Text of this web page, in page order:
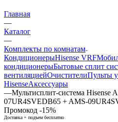
Главная
—
Каталог
—
Комплекты по комнатам
КондиционерыHisense VRF
кондиционерыБытовые сплит
вентиляциейОчистителиПульты
HisenseАксессуары
—Мультисплит-система Hisense
07UR4SVEDB65 + AMS-
Промокод -15%
Доставка + подъем бесплатно